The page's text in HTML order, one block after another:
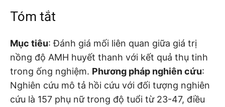
Tóm tắt
Mục tiêu: Đánh giá mối liên quan giữa giá trị
nồng độ AMH huyết thanh với kết quả thụ tinh
trong ống nghiệm. Phương pháp nghiên cứu:
Nghiên cứu mô tả hồi cứu với đối tượng nghiên
cứu là 157 phụ nữ trong độ tuổi từ 23-47, điều